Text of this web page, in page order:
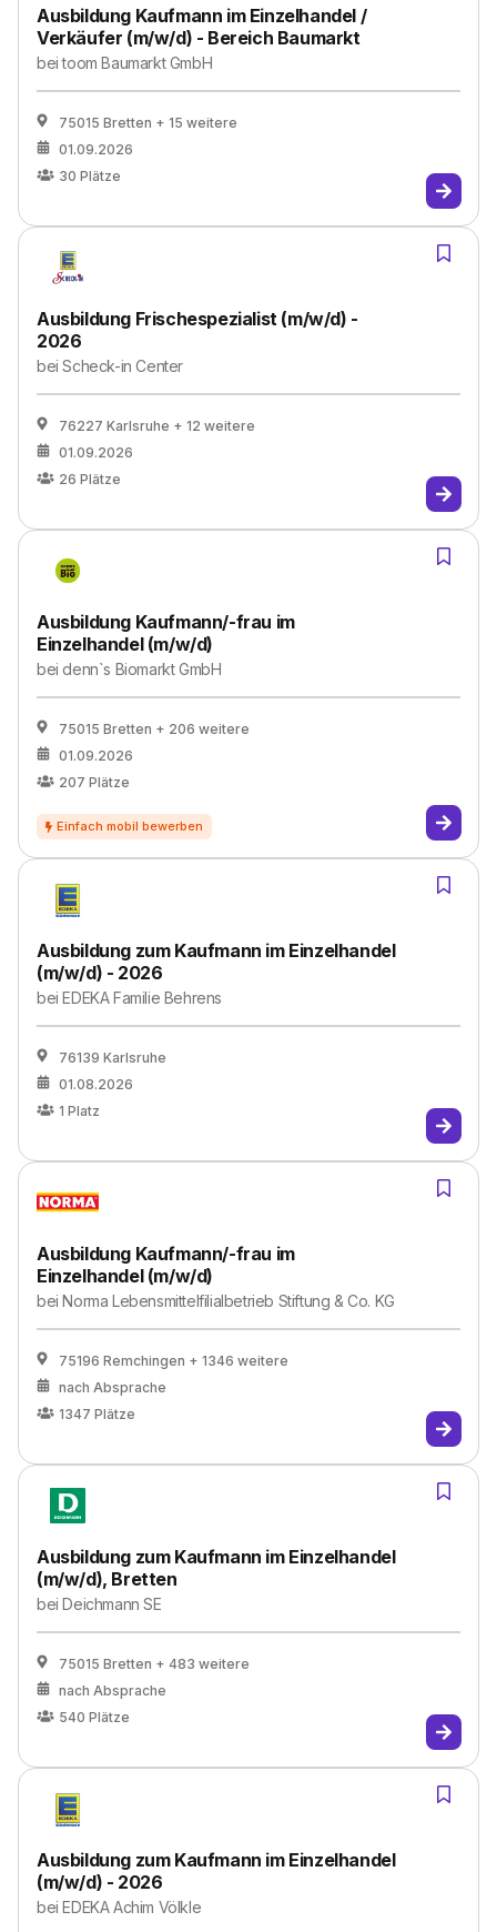
Ausbildung Kaufmann im Einzelhandel /
Verkäufer (m/w/d) - Bereich Baumarkt
beitoom Baumarkt GmbH
75015 Bretten + 15 weitere
01.09.2026
30 Plätze
Ausbildung Frischespezialist (m/w/d) -
2026
beiScheck-in Center
76227 Karlsruhe + 12 weitere
01.09.2026
26 Plätze
Ausbildung Kaufmann/-frau im
Einzelhandel (m/w/d)
beidenn`s Biomarkt GmbH
75015 Bretten + 206 weitere
01.09.2026
207 Plätze
Ausbildung zum Kaufmann im Einzelhandel
(m/w/d) - 2026
beiEDEKA Familie Behrens
76139 Karlsruhe
01.08.2026
1 Platz
Ausbildung Kaufmann/-frau im
Einzelhandel (m/w/d)
beiNorma Lebensmittelfilialbetrieb Stiftung & Co. KG
75196 Remchingen + 1346 weitere
nach Absprache
1347 Plätze
Ausbildung zum Kaufmann im Einzelhandel
(m/w/d), Bretten
beiDeichmann SE
75015 Bretten + 483 weitere
nach Absprache
540 Plätze
Ausbildung zum Kaufmann im Einzelhandel
(m/w/d) - 2026
beiEDEKA Achim Völkle